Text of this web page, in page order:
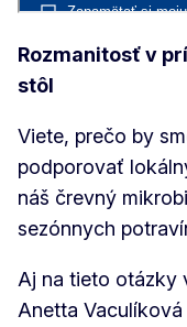
Rozmanitosť v
stôl
Viete, prečo by
podporovať
náš črevný
sezónnych
Aj na tieto otázky
Anetta